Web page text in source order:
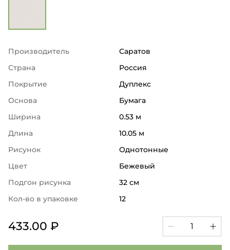
Производитель
Саратов
Страна
Россия
Покрытие
Дуплекс
Основа
Бумага
Ширина
0.53 м
Длина
10.05 м
Рисунок
Однотонные
Цвет
Бежевый
Подгон рисунка
32 см
Кол-во в упаковке
12
433.00 ₽